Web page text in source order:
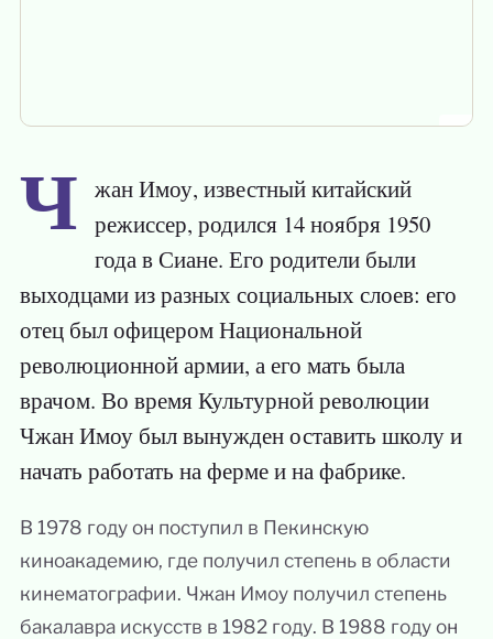
Чжан Имоу, известный китайский режиссер, родился 14 ноября 1950
года в Сиане. Его родители были
выходцами из разных социальных слоев: его
отец был офицером Национальной
революционной армии, а его мать была
врачом. Во время Культурной революции
Чжан Имоу был вынужден оставить школу и
начать работать на ферме и на фабрике.
В 1978 году он поступил в Пекинскую
киноакадемию, где получил степень в области
кинематографии. Чжан Имоу получил степень
бакалавра искусств в 1982 году. В 1988 году он